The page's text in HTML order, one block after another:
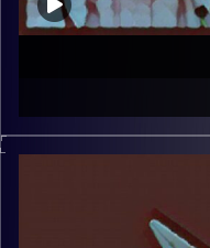
עם פרופסור בועז בן-